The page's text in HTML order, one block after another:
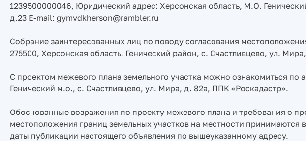
1239500000046, Юридический адрес: Херсонская область, М.О.
д.23 E-mail: gymvdkherson@rambler.ru
Собрание заинтересованных лиц по поводу согласования
275500, Херсонская область, Генический район, с. Счастливцево, ул.
С проектом межевого плана земельного участка можно ознакомиться по
Генический м.о., с. Счастливцево, ул. Мира, д. 82а, ППК «Роскадастр».
Обоснованные возражения по проекту межевого плана и требования о
местоположения границ земельных участков на местности принимаются
даты публикации настоящего объявления по вышеуказанному адресу.